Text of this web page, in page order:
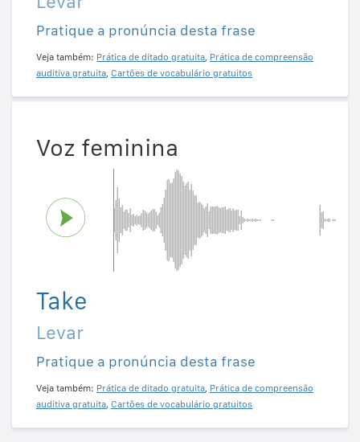
Pratique a pronúncia desta frase
Veja também: Prática de ditado gratuita, Prática de compreensão
auditiva gratuita, Cartões de vocabulário gratuitos
Voz feminina
Take
Levar
Pratique a pronúncia desta frase
Veja também: Prática de ditado gratuita, Prática de compreensão
auditiva gratuita, Cartões de vocabulário gratuitos